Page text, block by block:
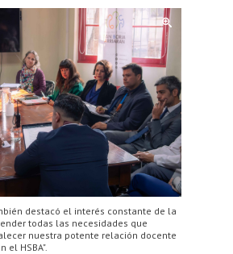
destacó el interés constante de la
todas las necesidades que
nuestra potente relación docente
el HSBA".